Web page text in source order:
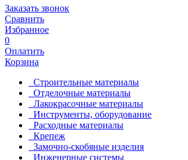
Заказать звонок
Сравнить
Избранное
0
Оплатить
Корзина
Строительные материалы
Отделочные материалы
Лакокрасочные материалы
Инструменты, оборудование
Расходные материалы
Крепеж
Замочно-скобяные изделия
Инженерные системы